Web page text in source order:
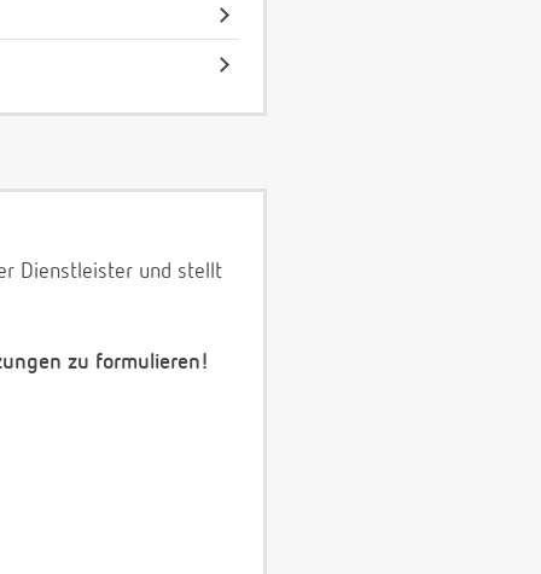
Dienstleister und stellt
zu formulieren!